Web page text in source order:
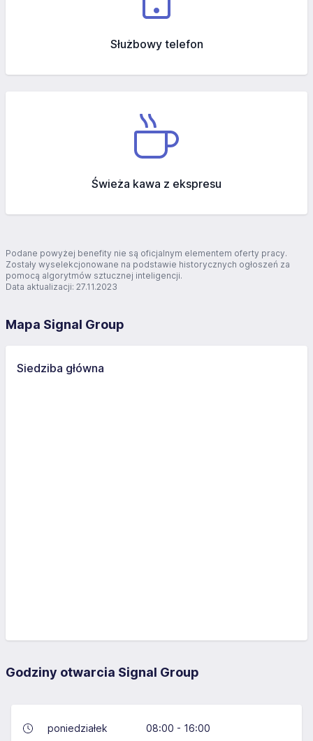
Służbowy telefon
Świeża kawa z ekspresu
Podane powyżej benefity nie są oficjalnym elementem oferty pracy.
Zostały wyselekcjonowane na podstawie historycznych ogłoszeń za
pomocą algorytmów sztucznej inteligencji.
Data aktualizacji: 27.11.2023
Mapa Signal Group
Siedziba główna
Godziny otwarcia Signal Group
poniedziałek
08:00 - 16:00